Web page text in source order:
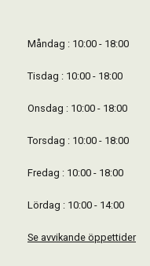
Måndag : 10:00 - 18:00
Tisdag : 10:00 - 18:00
Onsdag : 10:00 - 18:00
Torsdag : 10:00 - 18:00
Fredag : 10:00 - 18:00
Lördag : 10:00 - 14:00
Se avvikande öppettider